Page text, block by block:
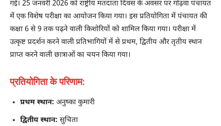
गई। 25 जनवरी 2026 को राष्ट्रीय मतदाता दिवस के अवसर पर गोढ़वा पंचायत
में एक विशेष परीक्षा का आयोजन किया गया। इस प्रतियोगिता में पंचायत की
कक्षा 6 से 9 तक पढ़ने वाली किशोरियों को शामिल किया गया। परीक्षा में
उत्कृष्ट प्रदर्शन करने वाली प्रतिभागियों में से प्रथम, द्वितीय और तृतीय स्थान
प्राप्त करने वाली छात्राओं का चयन किया गया।
प्रतियोगिता के परिणाम:
प्रथम स्थान: अनुष्का कुमारी
द्वितीय स्थान: सुचिता